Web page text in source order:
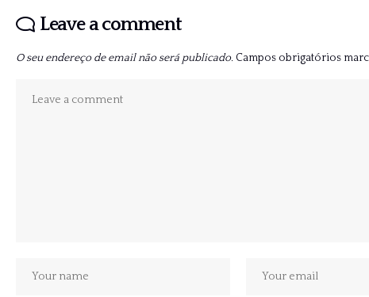
Leave a comment
O seu endereço de email não será publicado. Campos obrigatórios